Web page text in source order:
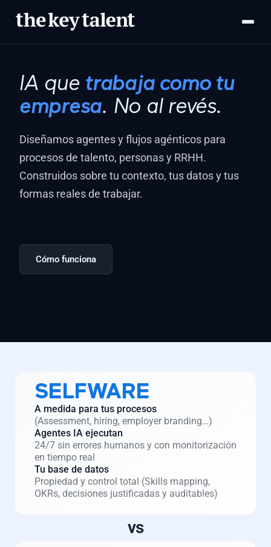
IA que trabaja como tu
empresa. No al revés.
Diseñamos agentes y flujos agénticos para
procesos de talento, personas y RRHH.
Construidos sobre tu contexto, tus datos y tus
formas reales de trabajar.
Cómo funciona
SELFWARE
A medida para tus procesos
(Assessment, hiring, employer branding…)
Agentes IA ejecutan
24/7 sin errores humanos y con monitorización
en tiempo real
Tu base de datos
Propiedad y control total (Skills mapping,
OKRs, decisiones justificadas y auditables)
vs